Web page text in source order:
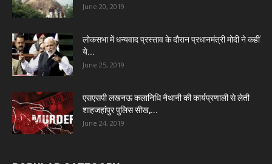
June 20, 2019
लोकसभा में धन्यवाद प्रस्ताव के दौरान प्रधानमंत्री मोदी ने कहीं
ये...
June 25, 2019
एसएसपी लखनऊ कलानिधि नैथानी की कार्यप्रणाली से लेती
शाहजहांपुर पुलिस सीख,...
June 24, 2019